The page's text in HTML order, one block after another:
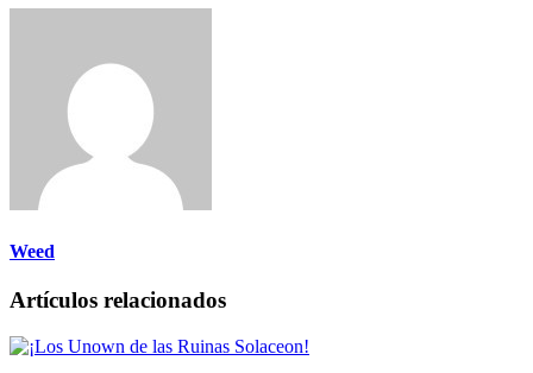
Weed
Artículos relacionados